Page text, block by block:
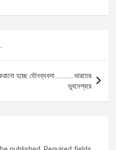
হচ্ছে যৌনব্যবসা …………ভারতের
ভুবনেশ্বরে